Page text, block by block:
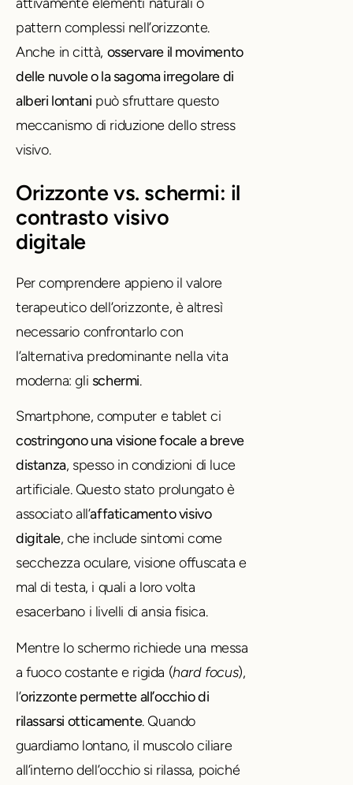
pattern complessi nell’orizzonte.
Anche in città, osservare il movimento
delle nuvole o la sagoma irregolare di
alberi lontani può sfruttare questo
meccanismo di riduzione dello stress
visivo.
Orizzonte vs. schermi: il
contrasto visivo
digitale
Per comprendere appieno il valore
terapeutico dell’orizzonte, è altresì
necessario confrontarlo con
l’alternativa predominante nella vita
moderna: gli schermi.
Smartphone, computer e tablet ci
costringono una visione focale a breve
distanza, spesso in condizioni di luce
artificiale. Questo stato prolungato è
associato all’affaticamento visivo
digitale, che include sintomi come
secchezza oculare, visione offuscata e
mal di testa, i quali a loro volta
esacerbano i livelli di ansia fisica.
Mentre lo schermo richiede una messa
a fuoco costante e rigida (hard focus),
l’orizzonte permette all’occhio di
rilassarsi otticamente. Quando
guardiamo lontano, il muscolo ciliare
all’interno dell’occhio si rilassa, poiché